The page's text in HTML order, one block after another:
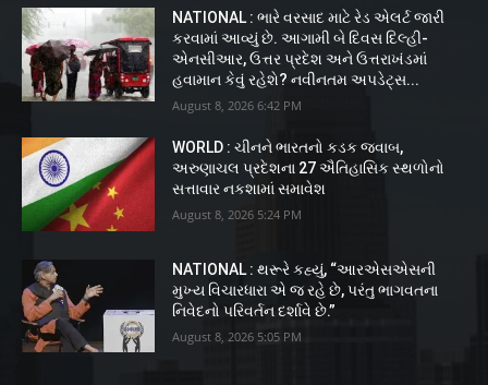
NATIONAL : ભારે વરસાદ માટે રેડ એલર્ટ જારી
કરવામાં આવ્યું છે. આગામી બે દિવસ દિલ્હી-
એનસીઆર, ઉત્તર પ્રદેશ અને ઉત્તરાખંડમાં
હવામાન કેવું રહેશે? નવીનતમ અપડેટ્સ...
August 8, 2026 6:42 PM
WORLD : ચીનને ભારતનો કડક જવાબ,
અરુણાચલ પ્રદેશના 27 ઐતિહાસિક સ્થળોનો
સત્તાવાર નકશામાં સમાવેશ
August 8, 2026 5:24 PM
NATIONAL : થરૂરે કહ્યું, “આરએસએસની
મુખ્ય વિચારધારા એ જ રહે છે, પરંતુ ભાગવતના
નિવેદનો પરિવર્તન દર્શાવે છે.”
August 8, 2026 5:05 PM